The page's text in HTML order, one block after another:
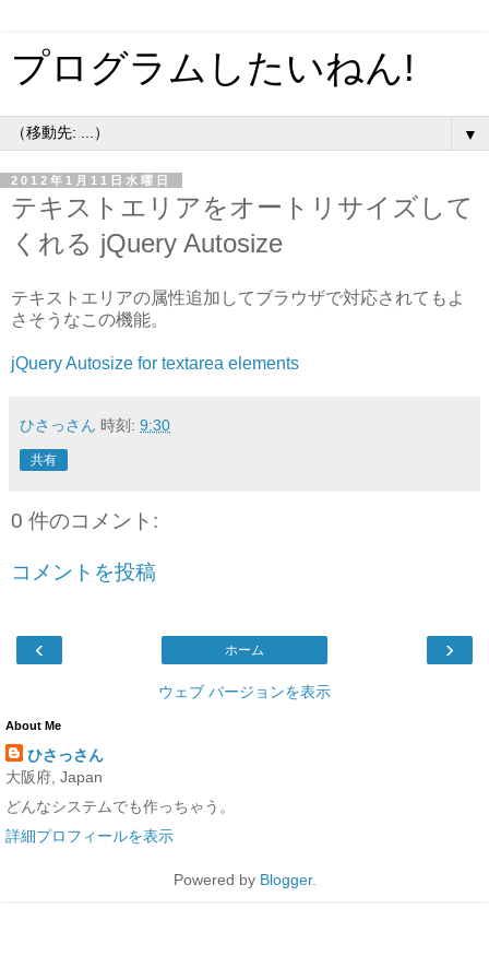
プログラムしたいねん!
▼
2012年1月11日水曜日
テキストエリアをオートリサイズして
くれる jQuery Autosize
テキストエリアの属性追加してブラウザで対応されてもよ
さそうなこの機能。
jQuery Autosize for textarea elements
ひさっさん 時刻: 9:30
共有
0 件のコメント:
コメントを投稿
‹ ›
ホーム
ウェブ バージョンを表示
About Me
ひさっさん
大阪府, Japan
どんなシステムでも作っちゃう。
詳細プロフィールを表示
Powered by Blogger.